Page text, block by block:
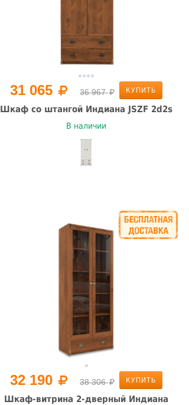
31 065 36 967 КУПИТЬ
Шкаф со штангой Индиана JSZF 2d2s
В наличии
32 190 38 306 КУПИТЬ
Шкаф-витрина 2-дверный Индиана